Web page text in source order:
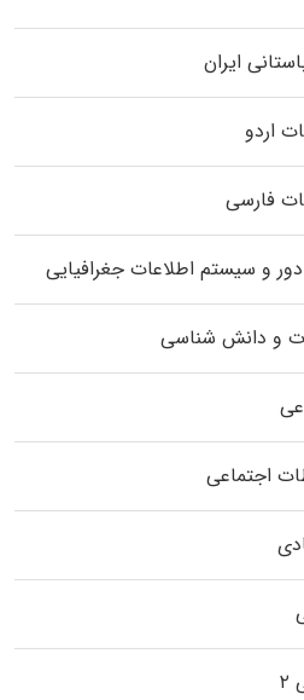
ایران
اردو
فارسی
و سیستم اطلاعات جغرافیایی
و دانش شناسی
اجتماعی